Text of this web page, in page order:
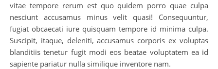
vitae tempore rerum est quo quidem porro quae culpa
nesciunt accusamus minus velit quasi! Consequuntur,
fugiat obcaecati iure quisquam tempore id minima culpa.
Suscipit, itaque, deleniti, accusamus corporis ex voluptas
blanditiis tenetur fugit modi eos beatae voluptatem ea id
sapiente pariatur nulla similique inventore nam.